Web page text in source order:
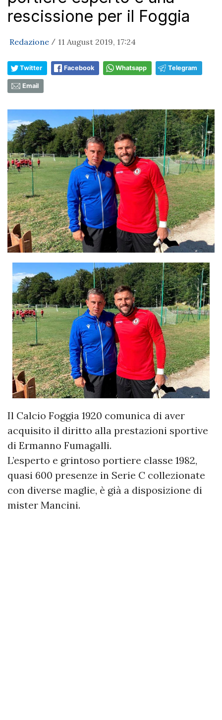
rescissione per il Foggia
Redazione / 11 August 2019, 17:24
Twitter Facebook Whatsapp Telegram
Email
Il Calcio Foggia 1920 comunica di aver
acquisito il diritto alla prestazioni sportive
di Ermanno Fumagalli.
L’esperto e grintoso portiere classe 1982,
quasi 600 presenze in Serie C collezionate
con diverse maglie, è già a disposizione di
mister Mancini.